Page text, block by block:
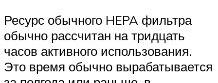
Ресурс обычного HEPA фильтра
обычно рассчитан на тридцать
часов активного использования.
Это время обычно вырабатывается